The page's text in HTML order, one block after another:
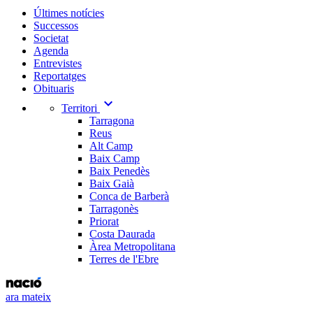
Últimes notícies
Successos
Societat
Agenda
Entrevistes
Reportatges
Obituaris
Territori
expand_more
Tarragona
Reus
Alt Camp
Baix Camp
Baix Penedès
Baix Gaià
Conca de Barberà
Tarragonès
Priorat
Costa Daurada
Àrea Metropolitana
Terres de l'Ebre
ara mateix